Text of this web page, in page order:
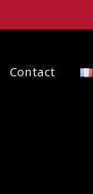
Contact